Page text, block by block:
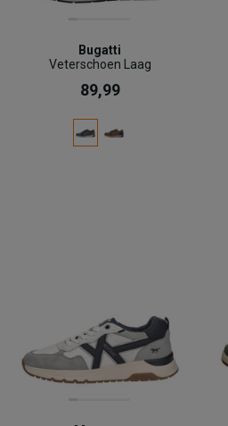
Bugatti
Veterschoen Laag
89,99